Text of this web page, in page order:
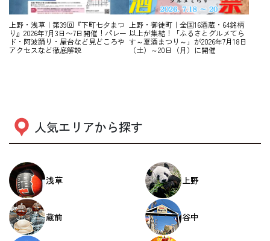
上野・浅草｜第39回『下町七夕まつ
り』2026年7月3日〜7日開催！パレー
ド・阿波踊り・屋台など見どころや
アクセスなど徹底解説
上野・御徒町｜全国16酒蔵・64銘柄
以上が集結！「ふるさとグルメてら
す～夏酒まつり～」が2026年7月18日
（土）～20日（月）に開催
人気エリアから探す
浅草 上野
蔵前 谷中